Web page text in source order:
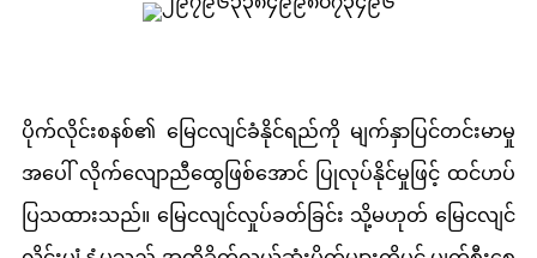
ပိုက်လိုင်းစနစ်၏ မြေငလျင်ခံနိုင်ရည်ကို မျက်နှာပြင်တင်းမာမှု
အပေါ် လိုက်လျောညီထွေဖြစ်အောင် ပြုလုပ်နိုင်မှုဖြင့် ထင်ဟပ်
ပြသထားသည်။ မြေငလျင်လှုပ်ခတ်ခြင်း သို့မဟုတ် မြေငလျင်